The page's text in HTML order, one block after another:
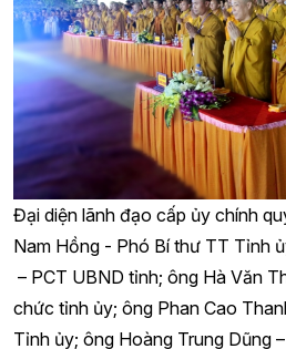
Đại diện lãnh đạo cấp ủy chính
Nam Hồng - Phó Bí thư TT Tỉnh
– PCT UBND tỉnh; ông Hà Văn
chức tỉnh ủy; ông Phan Cao
Tỉnh ủy; ông Hoàng Trung Dũng